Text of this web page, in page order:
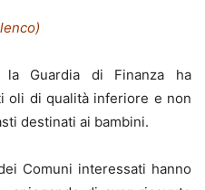
la Guardia di Finanza ha
oli di qualità inferiore e non
destinati ai bambini.
Comuni interessati hanno